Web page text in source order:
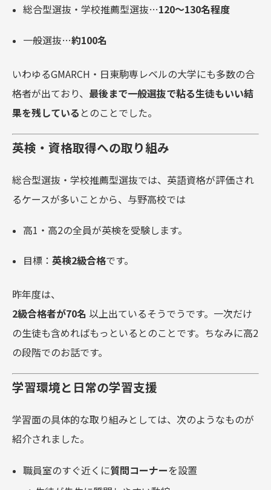
総合型選抜・学校推薦型選抜…120〜130名程度
一般選抜…約100名
いわゆるGMARCH・日東駒専レベルの大学にも多数の合
格者が出ており、 最後まで一般選抜で粘る生徒もいい結
果を残している とのことでした。
英検・資格取得への取り組み
総合型選抜・学校推薦型選抜では、英語資格が評価され
るケースが多いことから、与野高校では
高1・高2の全員が英検を受験します。
目標：英検2級合格です。
昨年度は、
2級合格者が70名 以上出ているそうでうです。一次だけ
の生徒も含めればもっといるとのことです。ちなみに高2
の段階でのお話です。
学習環境と日常の学習支援
学習面の具体的な取り組みとしては、次のようなものが
紹介されました。
職員室のすぐ近くに質問コーナーを設置